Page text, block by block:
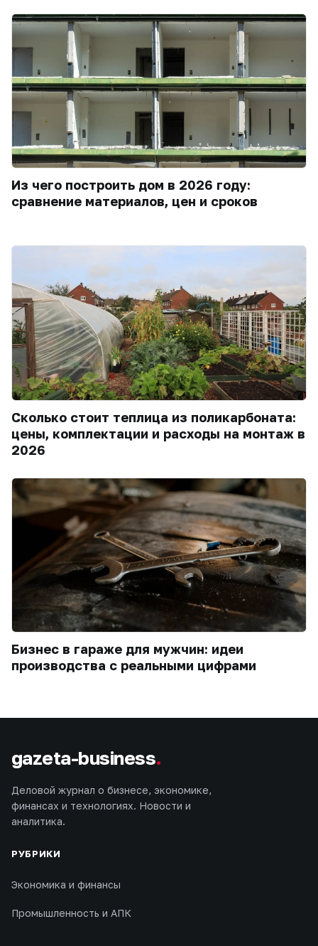
Из чего построить дом в 2026 году:
сравнение материалов, цен и сроков
Сколько стоит теплица из поликарбоната:
цены, комплектации и расходы на монтаж в
2026
Бизнес в гараже для мужчин: идеи
производства с реальными цифрами
gazeta-business.
Деловой журнал о бизнесе, экономике,
финансах и технологиях. Новости и
аналитика.
РУБРИКИ
Экономика и финансы
Промышленность и АПК